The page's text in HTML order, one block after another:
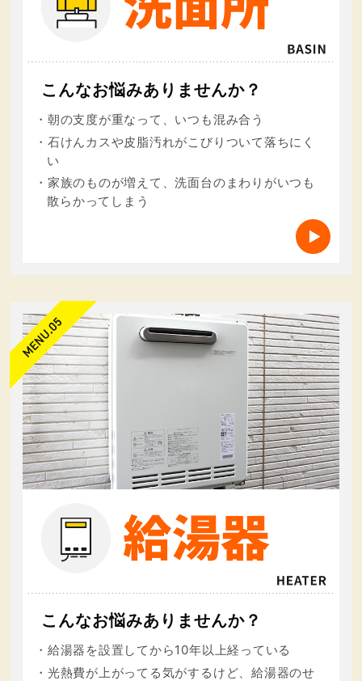
こんなお悩みありませんか？
・朝の支度が重なって、いつも混み合う
・石けんカスや皮脂汚れがこびりついて落ちにく
い
・家族のものが増えて、洗面台のまわりがいつも
散らかってしまう
こんなお悩みありませんか？
・給湯器を設置してから10年以上経っている
・光熱費が上がってる気がするけど、給湯器のせ